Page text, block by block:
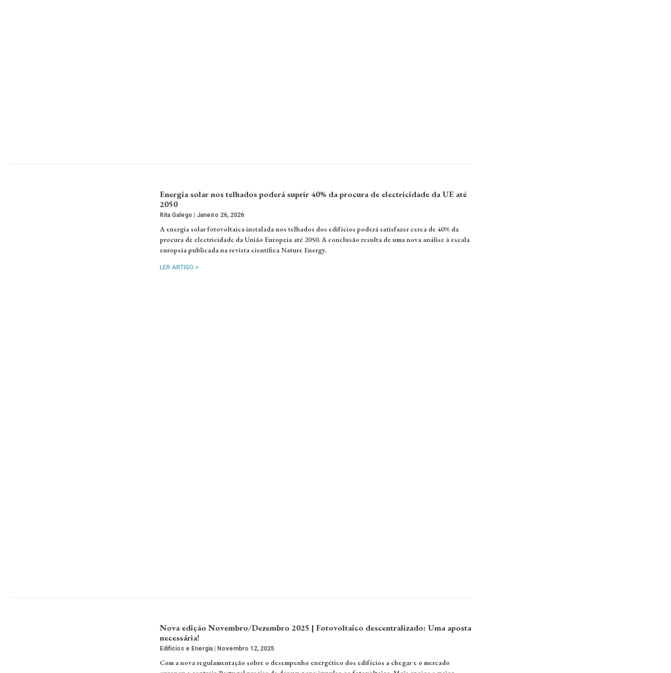
Energia solar nos telhados poderá suprir 40% da procura de electricidade da UE até
2050
Rita Galego Janeiro 26, 2026
A energia solar fotovoltaica instalada nos telhados dos edifícios poderá satisfazer cerca de 40% da
procura de electricidade da União Europeia até 2050. A conclusão resulta de uma nova análise à escala
europeia publicada na revista científica Nature Energy.
LER ARTIGO >
Nova edição Novembro/Dezembro 2025 | Fotovoltaico descentralizado: Uma aposta
necessária!
Edifícios e Energia Novembro 12, 2025
Com a nova regulamentação sobre o desempenho energético dos edifícios a chegar e o mercado